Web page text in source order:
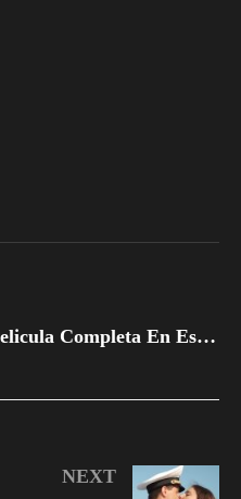
Hola, Papá | Pelicula Completa En Español Latino
NEXT